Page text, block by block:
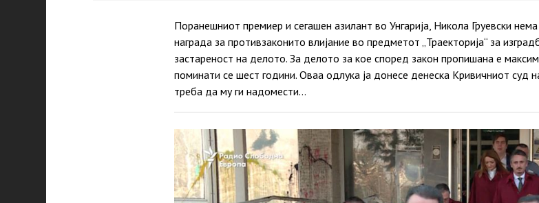
Поранешниот премиер и сегашен азилант во Унгарија, Никола Груевски
награда за противзаконито влијание во предметот „Траекторија“ за
застареност на делото. За делото за кое според закон пропишана е
поминати се шест години. Оваа одлука ја донесе денеска Кривичниот суд
треба да му ги надомести…